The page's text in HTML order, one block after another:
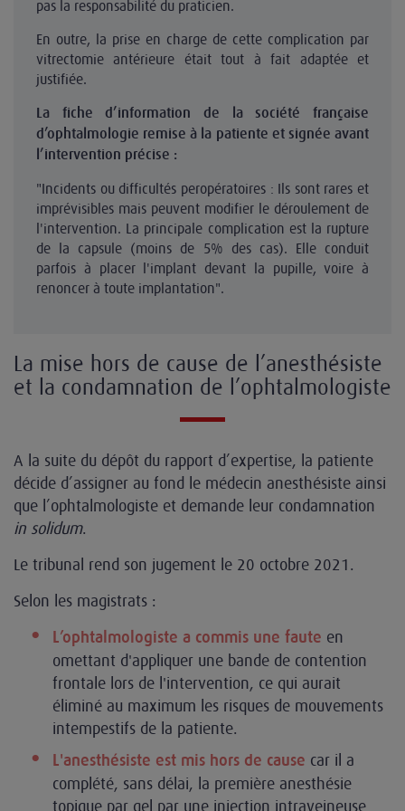
pas la responsabilité du praticien.
En outre, la prise en charge de cette complication par
vitrectomie antérieure était tout à fait adaptée et
justifiée.
La fiche d’information de la société française
d’ophtalmologie remise à la patiente et signée avant
l’intervention précise :
"Incidents ou difficultés peropératoires : Ils sont rares et
imprévisibles mais peuvent modifier le déroulement de
l'intervention. La principale complication est la rupture
de la capsule (moins de 5% des cas). Elle conduit
parfois à placer l'implant devant la pupille, voire à
renoncer à toute implantation".
La mise hors de cause de l’anesthésiste
et la condamnation de l’ophtalmologiste
A la suite du dépôt du rapport d’expertise, la patiente
décide d’assigner au fond le médecin anesthésiste ainsi
que l’ophtalmologiste et demande leur condamnation
in solidum.
Le tribunal rend son jugement le 20 octobre 2021.
Selon les magistrats :
L’ophtalmologiste a commis une faute en
omettant d'appliquer une bande de contention
frontale lors de l'intervention, ce qui aurait
éliminé au maximum les risques de mouvements
intempestifs de la patiente.
L'anesthésiste est mis hors de cause car il a
complété, sans délai, la première anesthésie
topique par gel par une injection intraveineuse